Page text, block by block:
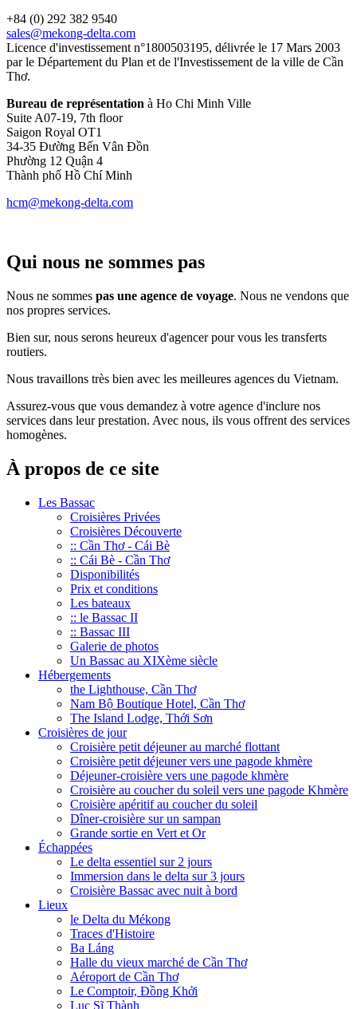
+84 (0) 292 382 9540
sales@mekong-delta.com
Licence d'investissement n°1800503195, délivrée le 17 Mars 2003
par le Département du Plan et de l'Investissement de la ville de Cần
Thơ.
Bureau de représentation à Ho Chi Minh Ville
Suite A07-19, 7th floor
Saigon Royal OT1
34-35 Đường Bến Vân Đồn
Phường 12 Quận 4
Thành phố Hồ Chí Minh
hcm@mekong-delta.com
Qui nous ne sommes pas
Nous ne sommes pas une agence de voyage. Nous ne vendons que
nos propres services.
Bien sur, nous serons heureux d'agencer pour vous les transferts
routiers.
Nous travaillons très bien avec les meilleures agences du Vietnam.
Assurez-vous que vous demandez à votre agence d'inclure nos
services dans leur prestation. Avec nous, ils vous offrent des services
homogènes.
À propos de ce site
Les Bassac
Croisières Privées
Croisières Découverte
:: Cần Thơ - Cái Bè
:: Cái Bè - Cần Thơ
Disponibilités
Prix et conditions
Les bateaux
:: le Bassac II
:: Bassac III
Galerie de photos
Un Bassac au XIXème siècle
Hébergements
the Lighthouse, Cần Thơ
Nam Bộ Boutique Hotel, Cần Thơ
The Island Lodge, Thới Sơn
Croisières de jour
Croisière petit déjeuner au marché flottant
Croisière petit déjeuner vers une pagode khmère
Déjeuner-croisière vers une pagode khmère
Croisière au coucher du soleil vers une pagode Khmère
Croisière apéritif au coucher du soleil
Dîner-croisière sur un sampan
Grande sortie en Vert et Or
Échappées
Le delta essentiel sur 2 jours
Immersion dans le delta sur 3 jours
Croisière Bassac avec nuit à bord
Lieux
le Delta du Mékong
Traces d'Histoire
Ba Láng
Halle du vieux marché de Cần Thơ
Aéroport de Cần Thơ
Le Comptoir, Đồng Khởi
Lục Sĩ Thành